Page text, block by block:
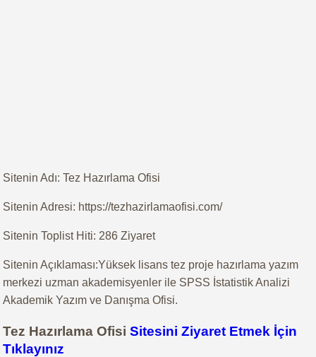
Sitenin Adı: Tez Hazırlama Ofisi
Sitenin Adresi: https://tezhazirlamaofisi.com/
Sitenin Toplist Hiti: 286 Ziyaret
Sitenin Açıklaması:Yüksek lisans tez proje hazırlama yazım
merkezi uzman akademisyenler ile SPSS İstatistik Analizi
Akademik Yazım ve Danışma Ofisi.
Tez Hazırlama OfisiSitesini Ziyaret Etmek İçin
Tıklayınız